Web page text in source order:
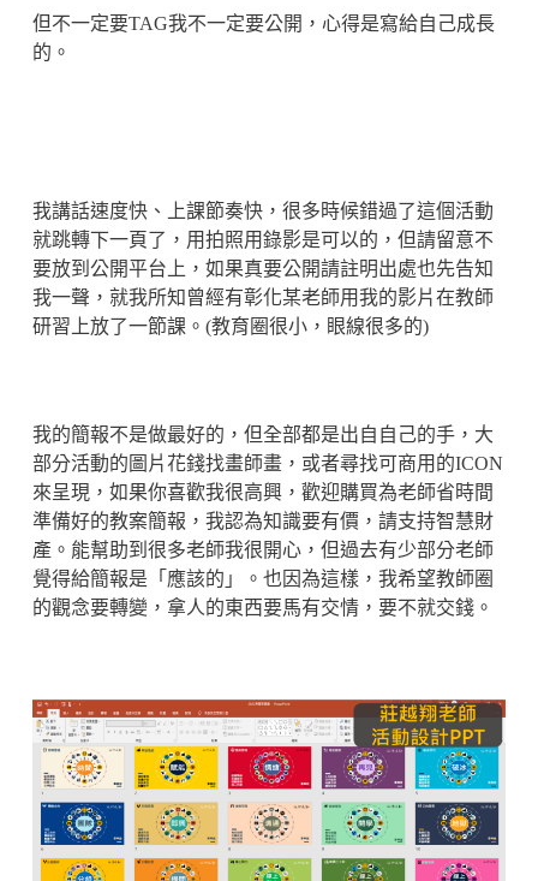
但不一定要TAG我不一定要公開，心得是寫給自己成長
的。
我講話速度快、上課節奏快，很多時候錯過了這個活動
就跳轉下一頁了，用拍照用錄影是可以的，但請留意不
要放到公開平台上，如果真要公開請註明出處也先告知
我一聲，就我所知曾經有彰化某老師用我的影片在教師
研習上放了一節課。(教育圈很小，眼線很多的)
我的簡報不是做最好的，但全部都是出自自己的手，大
部分活動的圖片花錢找畫師畫，或者尋找可商用的ICON
來呈現，如果你喜歡我很高興，歡迎購買為老師省時間
準備好的教案簡報，我認為知識要有價，請支持智慧財
產。能幫助到很多老師我很開心，但過去有少部分老師
覺得給簡報是「應該的」。也因為這樣，我希望教師圈
的觀念要轉變，拿人的東西要馬有交情，要不就交錢。